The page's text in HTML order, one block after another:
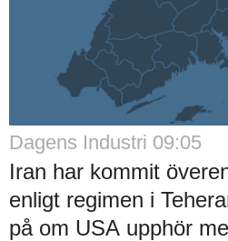
Dagens Industri 09:05
Iran har kommit
enligt regimen i
på om USA upphör